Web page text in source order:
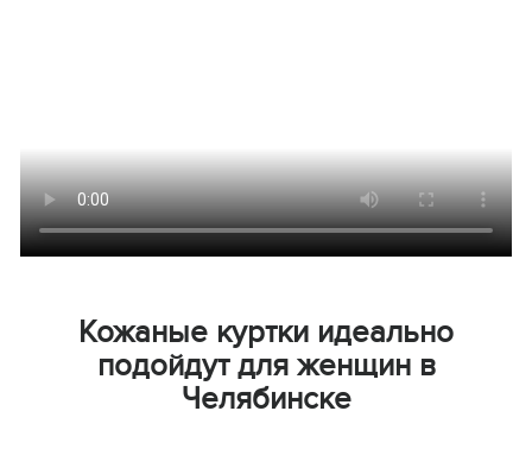
Кожаные куртки идеально
подойдут для женщин в
Челябинске